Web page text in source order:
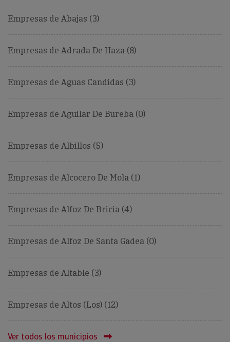
Empresas de Abajas (3)
Empresas de Adrada De Haza (8)
Empresas de Aguas Candidas (3)
Empresas de Aguilar De Bureba (0)
Empresas de Albillos (5)
Empresas de Alcocero De Mola (1)
Empresas de Alfoz De Bricia (4)
Empresas de Alfoz De Santa Gadea (0)
Empresas de Altable (3)
Empresas de Altos (Los) (12)
Ver todos los municipios